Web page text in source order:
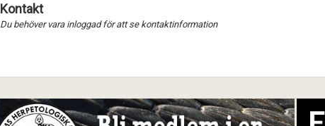
Kontakt
Du behöver vara inloggad för att se kontaktinformation